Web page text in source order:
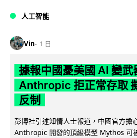
人工智能
Vin 1 日
據報中國憂美國 AI 變武
Anthropic 拒正常存取
反制
彭博社引述知情人士報道，中國官方擔
Anthropic 開發的頂級模型 Mythos 可